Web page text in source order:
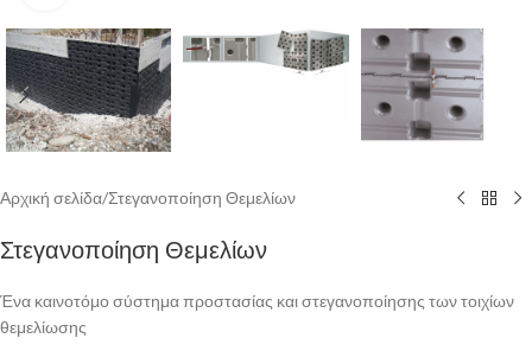
Αρχική σελίδα/Στεγανοποίηση Θεμελίων
Στεγανοποίηση Θεμελίων
Ένα καινοτόμο σύστημα προστασίας και στεγανοποίησης των τοιχίων
θεμελίωσης